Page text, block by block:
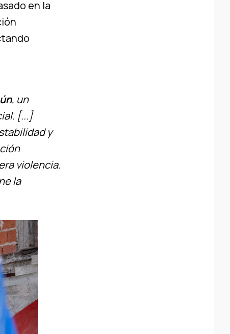
en la
, un
[...]
y
violencia.
la